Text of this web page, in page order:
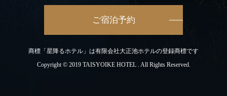
ご宿泊予約
商標「星降るホテル」は有限会社大正池ホテルの登録商標です
Copyright © 2019 TAISYOIKE HOTEL . All Rights Reserved.